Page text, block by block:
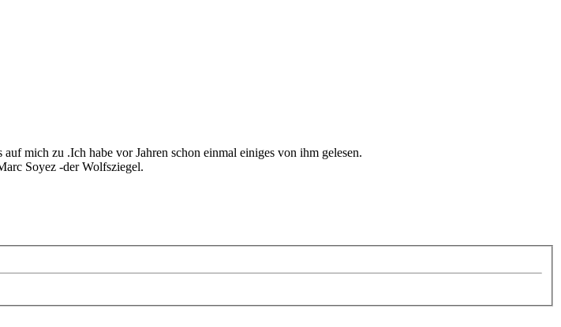
mich zu .Ich habe vor Jahren schon einmal einiges von ihm gelesen.
Soyez -der Wolfsziegel.